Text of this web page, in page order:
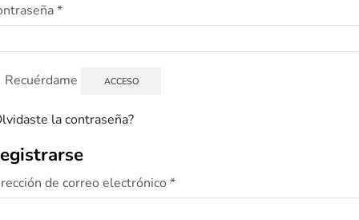
*
Recuérdame ACCESO
la contraseña?
de correo electrónico *